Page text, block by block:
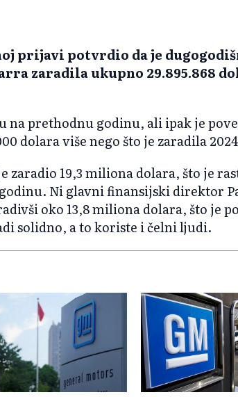
prijavi potvrdio da je
zaradila ukupno 29.895.868
na prethodnu godinu, ali ipak je
dolara više nego što je zaradila
zaradio 19,3 miliona dolara, što je
Ni glavni finansijski direktor
oko 13,8 miliona dolara, što je
solidno, a to koriste i čelni ljudi.